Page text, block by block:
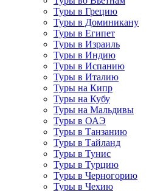
Туры в Грецию
Туры в Доминикану
Туры в Египет
Туры в Израиль
Туры в Индию
Туры в Испанию
Туры в Италию
Туры на Кипр
Туры на Кубу
Туры на Мальдивы
Туры в ОАЭ
Туры в Танзанию
Туры в Тайланд
Туры в Тунис
Туры в Турцию
Туры в Черногорию
Туры в Чехию